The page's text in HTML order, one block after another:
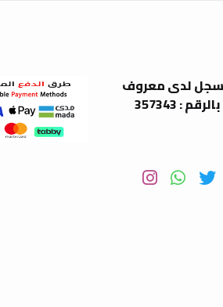
لدى معروف
بالرقم : 357343